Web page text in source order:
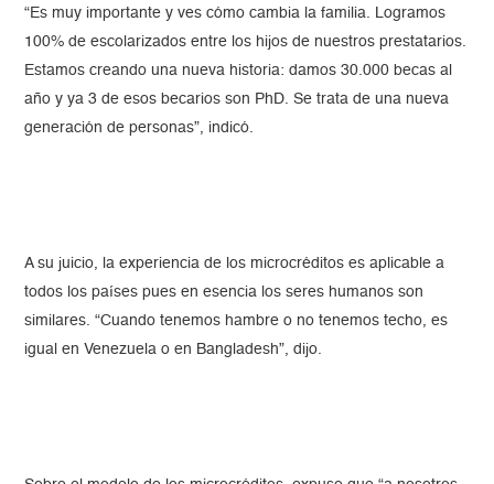
“Es muy importante y ves cómo cambia la familia. Logramos
100% de escolarizados entre los hijos de nuestros prestatarios.
Estamos creando una nueva historia: damos 30.000 becas al
año y ya 3 de esos becarios son PhD. Se trata de una nueva
generación de personas”, indicó.
A su juicio, la experiencia de los microcréditos es aplicable a
todos los países pues en esencia los seres humanos son
similares. “Cuando tenemos hambre o no tenemos techo, es
igual en Venezuela o en Bangladesh”, dijo.